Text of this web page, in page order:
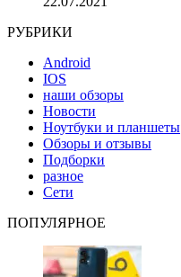
РУБРИКИ
Android
IOS
наши обзоры
Новости
Ноутбуки и планшеты
Обзоры и отзывы
Подборки
разное
Сети
ПОПУЛЯРНОЕ